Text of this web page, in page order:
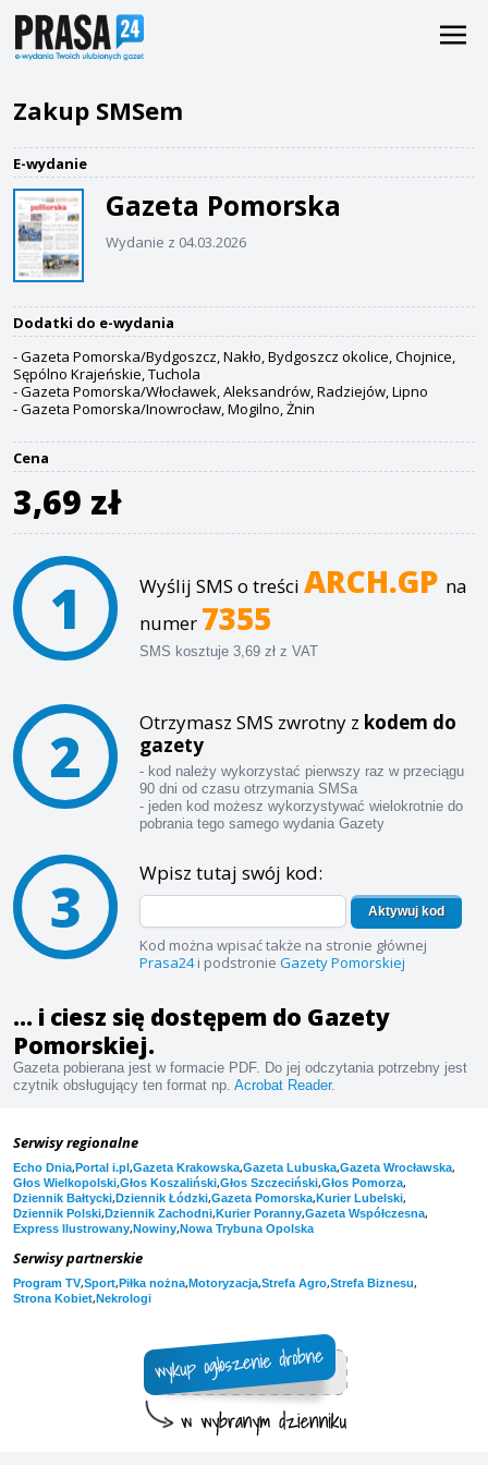
Zakup SMSem
E-wydanie
Gazeta Pomorska
Wydanie z 04.03.2026
Dodatki do e-wydania
- Gazeta Pomorska/Bydgoszcz, Nakło, Bydgoszcz okolice, Chojnice,
Sępólno Krajeńskie, Tuchola
- Gazeta Pomorska/Włocławek, Aleksandrów, Radziejów, Lipno
- Gazeta Pomorska/Inowrocław, Mogilno, Żnin
Cena
3,69 zł
1 Wyślij SMS o treści ARCH.GP na
numer 7355
SMS kosztuje 3,69 zł z VAT
2 Otrzymasz SMS zwrotny z kodem do
gazety
- kod należy wykorzystać pierwszy raz w przeciągu
90 dni od czasu otrzymania SMSa
- jeden kod możesz wykorzystywać wielokrotnie do
pobrania tego samego wydania Gazety
3 Wpisz tutaj swój kod:
Aktywuj kod
Kod można wpisać także na stronie głównej
Prasa24i podstronie Gazety Pomorskiej
... i ciesz się dostępem do Gazety
Pomorskiej.
Gazeta pobierana jest w formacie PDF. Do jej odczytania potrzebny jest
czytnik obsługujący ten format np. Acrobat Reader.
Serwisy regionalne
Echo Dnia,Portal i.pl,Gazeta Krakowska,Gazeta Lubuska,Gazeta Wrocławska,
Głos Wielkopolski,Głos Koszaliński,Głos Szczeciński,Głos Pomorza,
Dziennik Bałtycki,Dziennik Łódzki,Gazeta Pomorska,Kurier Lubelski,
Dziennik Polski,Dziennik Zachodni,Kurier Poranny,Gazeta Współczesna,
Express Ilustrowany,Nowiny,Nowa Trybuna Opolska
Serwisy partnerskie
Program TV,Sport,Piłka nożna,Motoryzacja,Strefa Agro,Strefa Biznesu,
Strona Kobiet,Nekrologi